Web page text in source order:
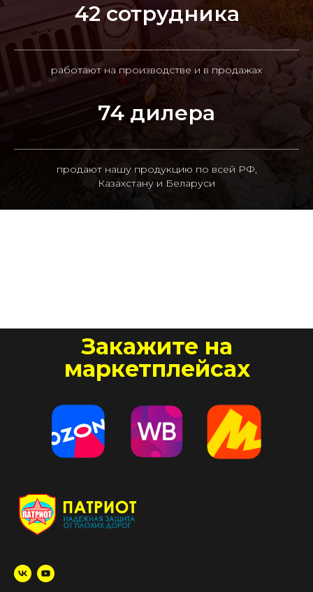
42 сотрудника
работают на производстве и в продажах
74 дилера
продают нашу продукцию по всей РФ,
Казахстану и Беларуси
Закажите на
маркетплейсах